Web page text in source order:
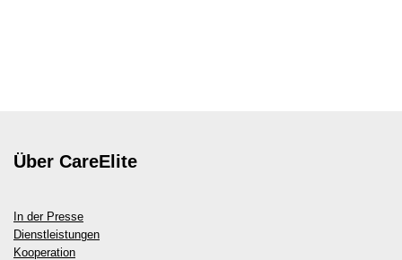
Über CareElite
In der Presse
Dienstleistungen
Kooperation